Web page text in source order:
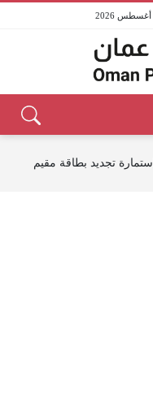
استمارة تجديد بطاقة مقيم